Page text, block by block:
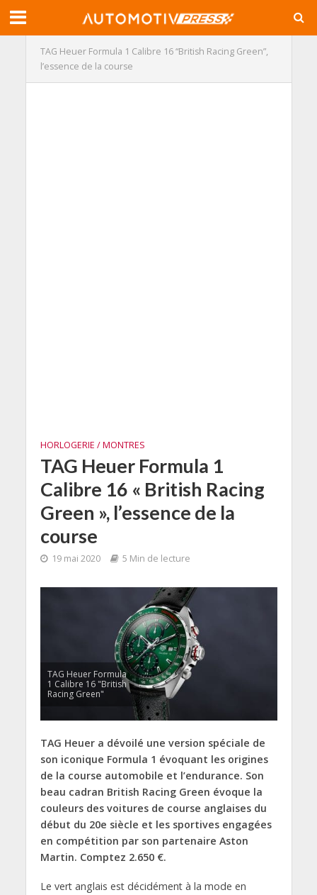
TAG Heuer Formula 1 Calibre 16 “British Racing Green”,
l’essence de la course
HORLOGERIE / MONTRES
TAG Heuer Formula 1
Calibre 16 « British Racing
Green », l’essence de la
course
19 mai 2020 5 Min de lecture
TAG Heuer Formula
1 Calibre 16 "British
Racing Green"
TAG Heuer a dévoilé une version spéciale de
son iconique Formula 1 évoquant les origines
de la course automobile et l’endurance. Son
beau cadran British Racing Green évoque la
couleurs des voitures de course anglaises du
début du 20e siècle et les sportives engagées
en compétition par son partenaire Aston
Martin. Comptez 2.650 €.
Le vert anglais est décidément à la mode en